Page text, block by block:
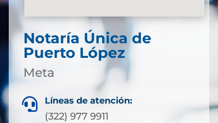
Notaría Única de
Puerto López
Meta
 Líneas de atención:
(322) 977 9911